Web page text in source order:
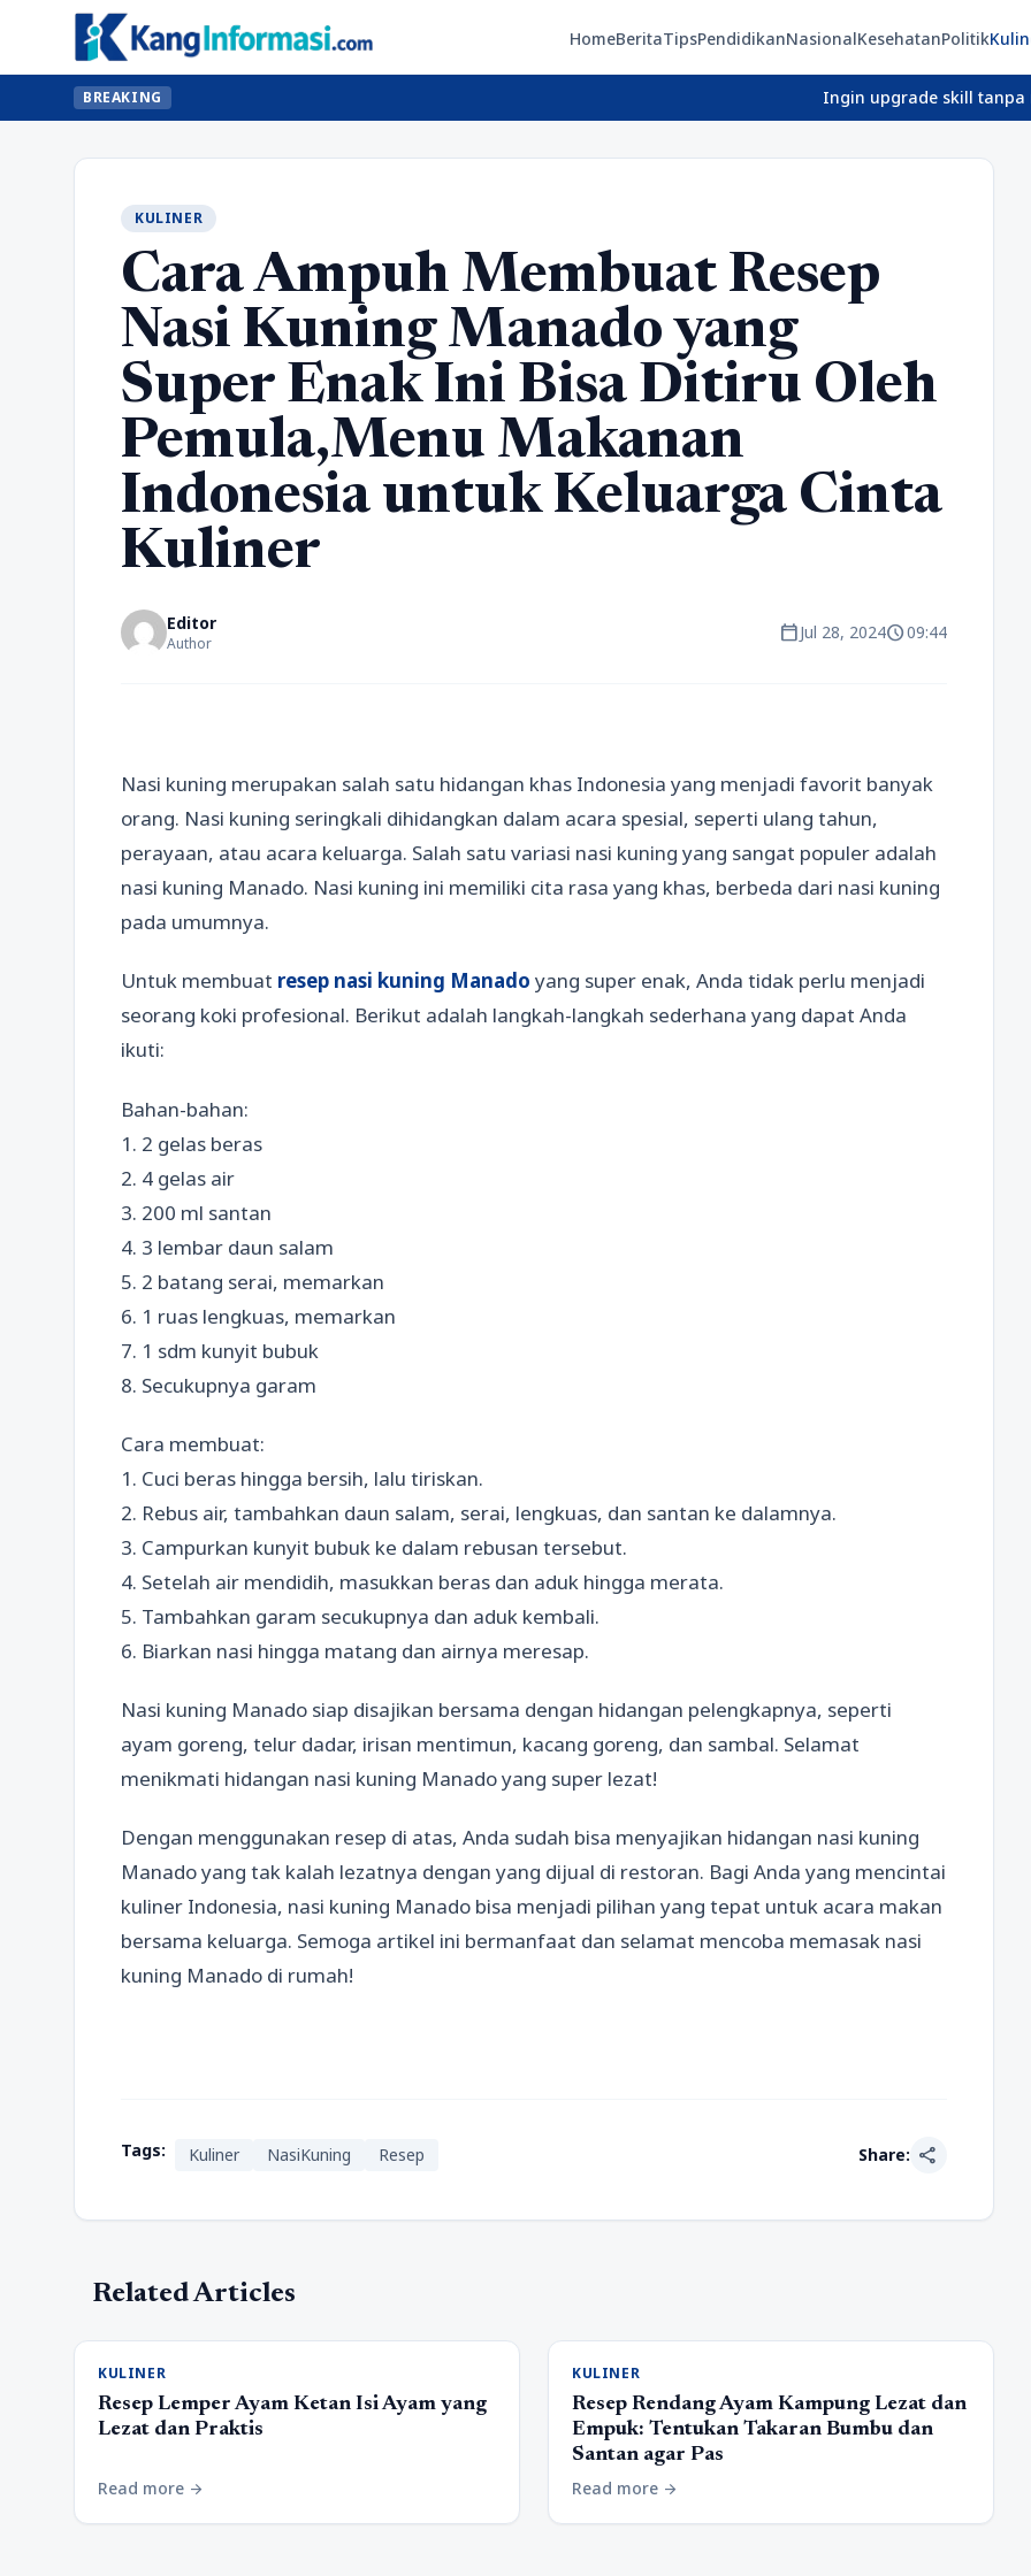
HomeBeritaTipsPendidikanNasionalKesehatanPolitik
BREAKING Ingin upgrade skill tanpa ribet?
KULINER
Cara Ampuh Membuat Resep
Nasi Kuning Manado yang
Super Enak Ini Bisa Ditiru Oleh
Pemula,Menu Makanan
Indonesia untuk Keluarga Cinta
Kuliner
Editor
Author calendar_todayJul 28, 2024schedule09:44
Nasi kuning merupakan salah satu hidangan khas Indonesia yang menjadi favorit banyak
orang. Nasi kuning seringkali dihidangkan dalam acara spesial, seperti ulang tahun,
perayaan, atau acara keluarga. Salah satu variasi nasi kuning yang sangat populer adalah
nasi kuning Manado. Nasi kuning ini memiliki cita rasa yang khas, berbeda dari nasi kuning
pada umumnya.
Untuk membuat resep nasi kuning Manado yang super enak, Anda tidak perlu menjadi
seorang koki profesional. Berikut adalah langkah-langkah sederhana yang dapat Anda
ikuti:
Bahan-bahan:
1. 2 gelas beras
2. 4 gelas air
3. 200 ml santan
4. 3 lembar daun salam
5. 2 batang serai, memarkan
6. 1 ruas lengkuas, memarkan
7. 1 sdm kunyit bubuk
8. Secukupnya garam
Cara membuat:
1. Cuci beras hingga bersih, lalu tiriskan.
2. Rebus air, tambahkan daun salam, serai, lengkuas, dan santan ke dalamnya.
3. Campurkan kunyit bubuk ke dalam rebusan tersebut.
4. Setelah air mendidih, masukkan beras dan aduk hingga merata.
5. Tambahkan garam secukupnya dan aduk kembali.
6. Biarkan nasi hingga matang dan airnya meresap.
Nasi kuning Manado siap disajikan bersama dengan hidangan pelengkapnya, seperti
ayam goreng, telur dadar, irisan mentimun, kacang goreng, dan sambal. Selamat
menikmati hidangan nasi kuning Manado yang super lezat!
Dengan menggunakan resep di atas, Anda sudah bisa menyajikan hidangan nasi kuning
Manado yang tak kalah lezatnya dengan yang dijual di restoran. Bagi Anda yang mencintai
kuliner Indonesia, nasi kuning Manado bisa menjadi pilihan yang tepat untuk acara makan
bersama keluarga. Semoga artikel ini bermanfaat dan selamat mencoba memasak nasi
kuning Manado di rumah!
Tags: Kuliner NasiKuning Resep Share: share
Related Articles
KULINER
Resep Lemper Ayam Ketan Isi Ayam yang
Lezat dan Praktis
Read more arrow_forward
KULINER
Resep Rendang Ayam Kampung Lezat dan
Empuk: Tentukan Takaran Bumbu dan
Santan agar Pas
Read more arrow_forward